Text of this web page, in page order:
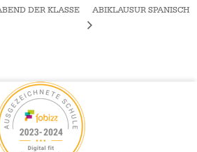
DER KLASSE
ABIKLAUSUR SPANISCH